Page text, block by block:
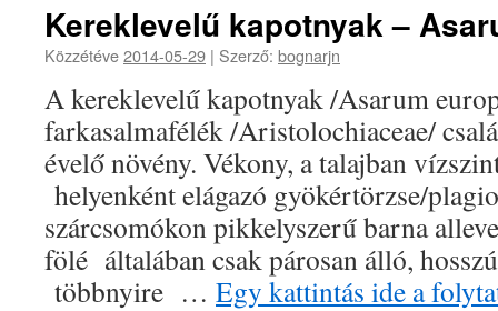
Kereklevelű kapotnyak –
Közzétéve2014-05-29 | Szerző: bognarjn
A kereklevelű kapotnyak /Asarum
farkasalmafélék /Aristolochiaceae/
évelő növény. Vékony, a talajban
helyenként elágazó gyökértörzse/
szárcsomókon pikkelyszerű barna
fölé általában csak párosan álló,
többnyire … Egy kattintás ide a